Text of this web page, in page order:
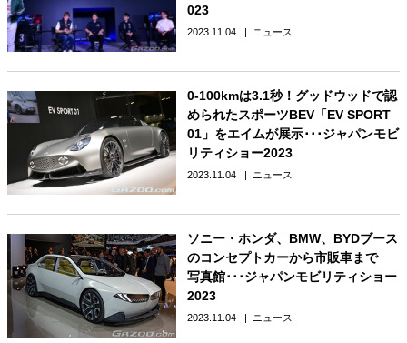
023
2023.11.04 ニュース
0-100kmは3.1秒！グッドウッドで認
められたスポーツBEV「EV SPORT
01」をエイムが展示･･･ジャパンモビ
リティショー2023
2023.11.04 ニュース
ソニー・ホンダ、BMW、BYDブース
のコンセプトカーから市販車まで
写真館･･･ジャパンモビリティショー
2023
2023.11.04 ニュース